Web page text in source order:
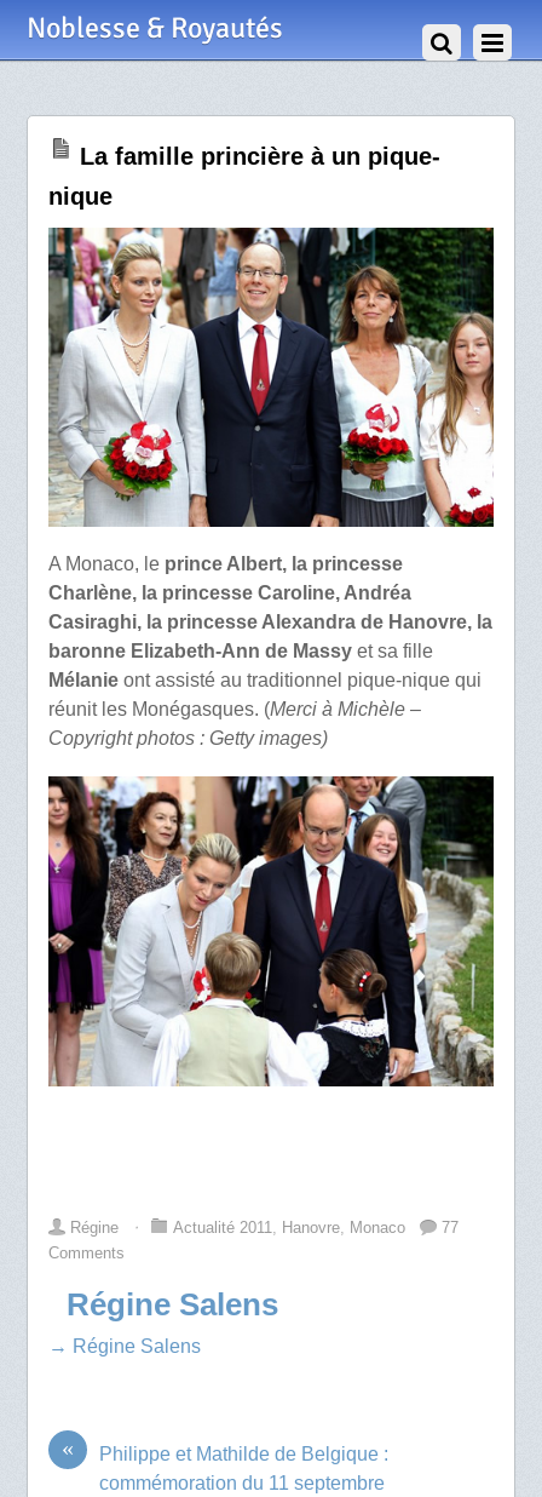
Noblesse & Royautés
La famille princière à un pique-
nique
A Monaco, le prince Albert, la princesse
Charlène, la princesse Caroline, Andréa
Casiraghi, la princesse Alexandra de Hanovre, la
baronne Elizabeth-Ann de Massyet sa fille
Mélanieont assisté au traditionnel pique-nique qui
réunit les Monégasques. (Merci à Michèle –
Copyright photos : Getty images)
Régine ⋅ Actualité 2011 Hanovre, Monaco
77
Comments
Régine Salens
→ Régine Salens
«
Philippe et Mathilde de Belgique :
commémoration du 11 septembre